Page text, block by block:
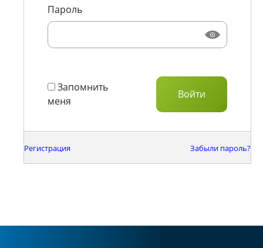
Пароль
Запомнить
меня
Регистрация Забыли пароль?